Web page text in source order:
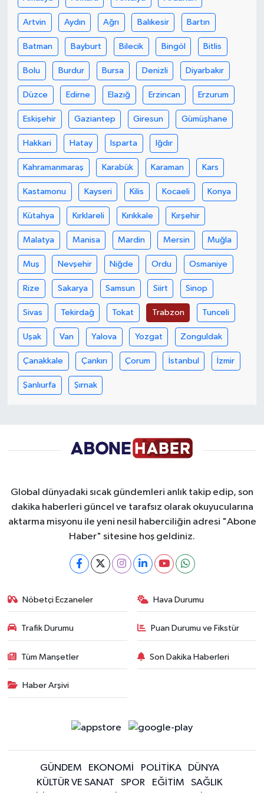
Artvin Aydın Ağrı Balıkesir Bartın
Batman Bayburt Bilecik Bingöl Bitlis
Bolu Burdur Bursa Denizli Diyarbakır
Düzce Edirne Elazığ Erzincan Erzurum
Eskişehir Gaziantep Giresun Gümüşhane
Hakkari Hatay Isparta Iğdır
Kahramanmaraş Karabük Karaman Kars
Kastamonu Kayseri Kilis Kocaeli Konya
Kütahya Kırklareli Kırıkkale Kırşehir
Malatya Manisa Mardin Mersin Muğla
Muş Nevşehir Niğde Ordu Osmaniye
Rize Sakarya Samsun Siirt Sinop
Sivas Tekirdağ Tokat Trabzon Tunceli
Uşak Van Yalova Yozgat Zonguldak
Çanakkale Çankırı Çorum İstanbul İzmir
Şanlıurfa Şırnak
Global dünyadaki sıcak gündemleri anlık takip edip, son
dakika haberleri güncel ve tarafsız olarak okuyucularına
aktarma misyonu ile yeni nesil haberciliğin adresi "Abone
Haber" sitesine hoş geldiniz.
Nöbetçi Eczaneler Hava Durumu
Trafik Durumu Puan Durumu ve Fikstür
Tüm Manşetler Son Dakika Haberleri
Haber Arşivi
GÜNDEM EKONOMİ POLİTİKA
DÜNYA
KÜLTÜR VE SANAT
SPOR EĞİTİM
SAĞLIK
Yaşam
Yerel
AboneHaber Özel